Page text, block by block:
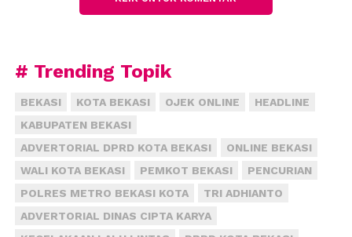
# Trending Topik
BEKASI KOTA BEKASI OJEK ONLINE
HEADLINE
KABUPATEN BEKASI
ADVERTORIAL DPRD KOTA BEKASI
ONLINE BEKASI
WALI KOTA BEKASI
PEMKOT BEKASI
PENCURIAN
POLRES METRO BEKASI KOTA
TRI ADHIANTO
ADVERTORIAL DINAS CIPTA KARYA